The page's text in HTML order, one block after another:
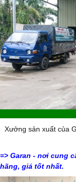
Xưởng sản xuất của
=> Garan - nơi cung
hãng, giá tốt nhất.